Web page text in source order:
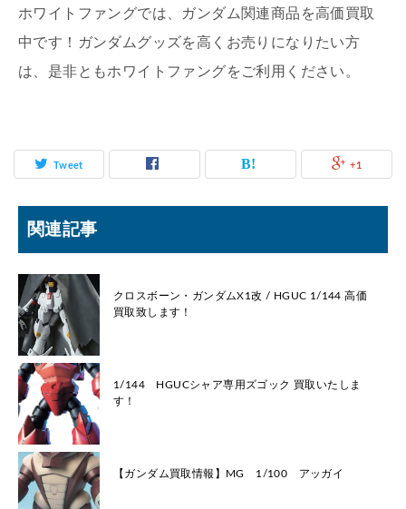
ホワイトファングでは、ガンダム関連商品を高価買取
中です！ガンダムグッズを高くお売りになりたい方
は、是非ともホワイトファングをご利用ください。
Tweet +1
関連記事
クロスボーン・ガンダムX1改 / HGUC 1/144 高価
買取致します！
1/144 HGUCシャア専用ズゴック 買取いたしま
す！
【ガンダム買取情報】MG 1/100 アッガイ